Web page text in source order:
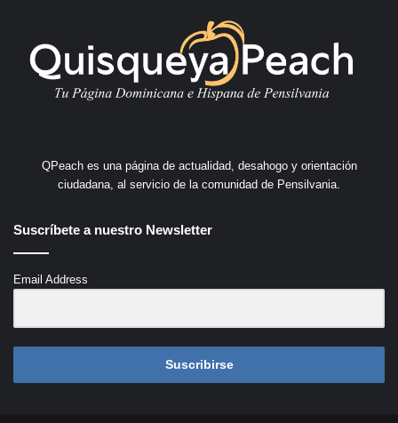
QPeach es una página de actualidad, desahogo y orientación
ciudadana, al servicio de la comunidad de Pensilvania.
Suscríbete a nuestro Newsletter
Email Address
Suscribirse